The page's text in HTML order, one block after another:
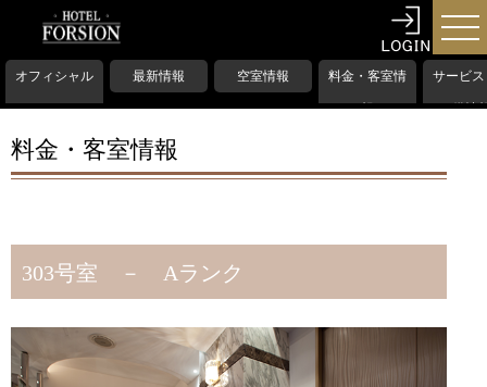
オフィシャル
HP
最新情報 空室情報 料金・客室情
報
サービ
備情
料金・客室情報
303号室 － Aランク